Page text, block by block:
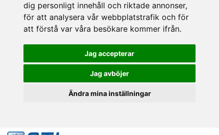
dig personligt innehåll och riktade annonser,
för att analysera vår webbplatstrafik och för
att förstå var våra besökare kommer ifrån.
Jag accepterar
Jag avböjer
Ändra mina inställningar